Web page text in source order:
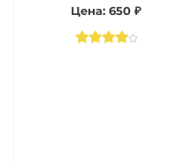
Цена: 650 ₽